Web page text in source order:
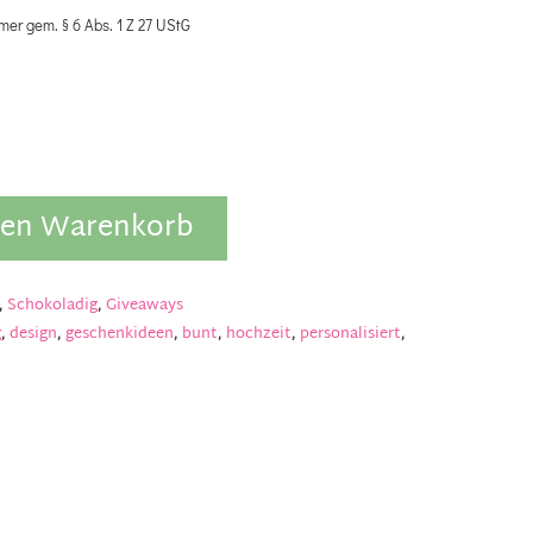
gem. § 6 Abs. 1 Z 27 UStG
Warenkorb
, Schokoladig,Giveaways
,design,geschenkideen, bunt, hochzeit, personalisiert,